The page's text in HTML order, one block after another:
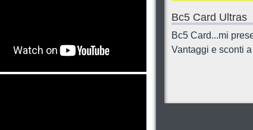
Bc5 Card Ultras
Bc5 Card...mi
Vantaggi e sconti a